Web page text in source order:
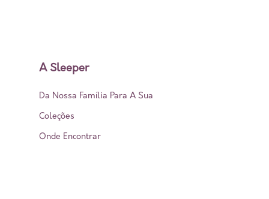
A Sleeper
Da Nossa Família Para A Sua
Coleções
Onde Encontrar